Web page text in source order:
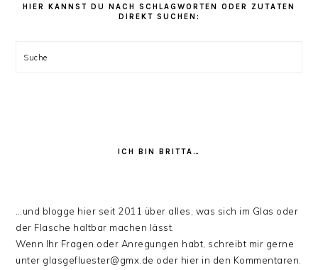
Kategorien
HIER KANNST DU NACH SCHLAGWORTEN ODER ZUTATEN
DIREKT SUCHEN:
Suche
ICH BIN BRITTA…
…und blogge hier seit 2011 über alles, was sich im Glas oder
der Flasche haltbar machen lässt.
Wenn Ihr Fragen oder Anregungen habt, schreibt mir gerne
unter glasgefluester@gmx.de oder hier in den Kommentaren.